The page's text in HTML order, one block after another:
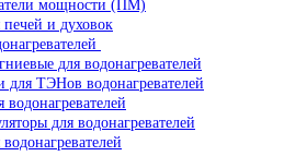
мощности (ПМ)
и духовок
для водонагревателей
для ТЭНов водонагревателей
водонагревателей
для водонагревателей